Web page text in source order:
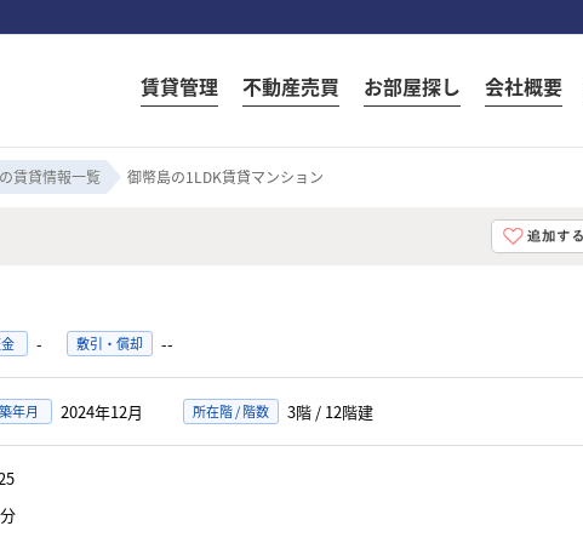
賃貸管理 不動産売買 お部屋探し 会社概要
賃貸情報一覧 御幣島の1LDK賃貸マンション
- 敷引・償却 --
年月 2024年12月 所在階 / 階数 3階 / 12階建